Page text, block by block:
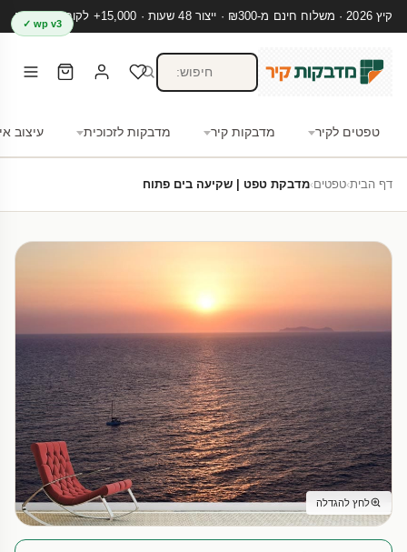
קיץ 2026 · משלוח חינם מ-₪300 · ייצור 48 שעות · 15,000+ לקוחות מרוצים
טפטים לקיר מדבקות קיר מדבקות לזכוכית עיצוב
wp v3 ✓
דף הבית›טפטים›מדבקת טפט | שקיעה בים פתוח
לחץ להגדלה